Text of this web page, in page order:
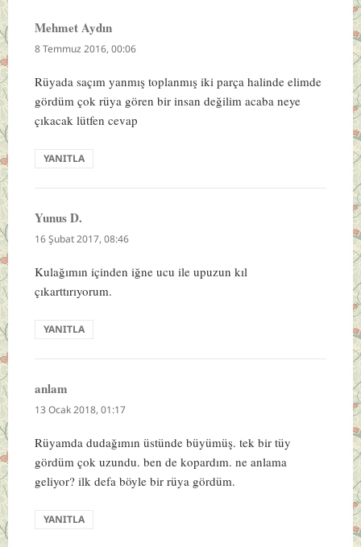
Mehmet Aydındedi
ki:
8 Temmuz 2016, 00:06
Rüyada saçım yanmış toplanmış iki parça halinde elimde
gördüm çok rüya gören bir insan değilim acaba neye
çıkacak lütfen cevap
YANITLA
Yunus D.
ki:
16 Şubat 2017, 08:46
Kulağımın içinden iğne ucu ile upuzun kıl
çıkarttırıyorum.
YANITLA
anlam
ki:
13 Ocak 2018, 01:17
Rüyamda dudağımın üstünde büyümüş. tek bir tüy
gördüm çok uzundu. ben de kopardım. ne anlama
geliyor? ilk defa böyle bir rüya gördüm.
YANITLA